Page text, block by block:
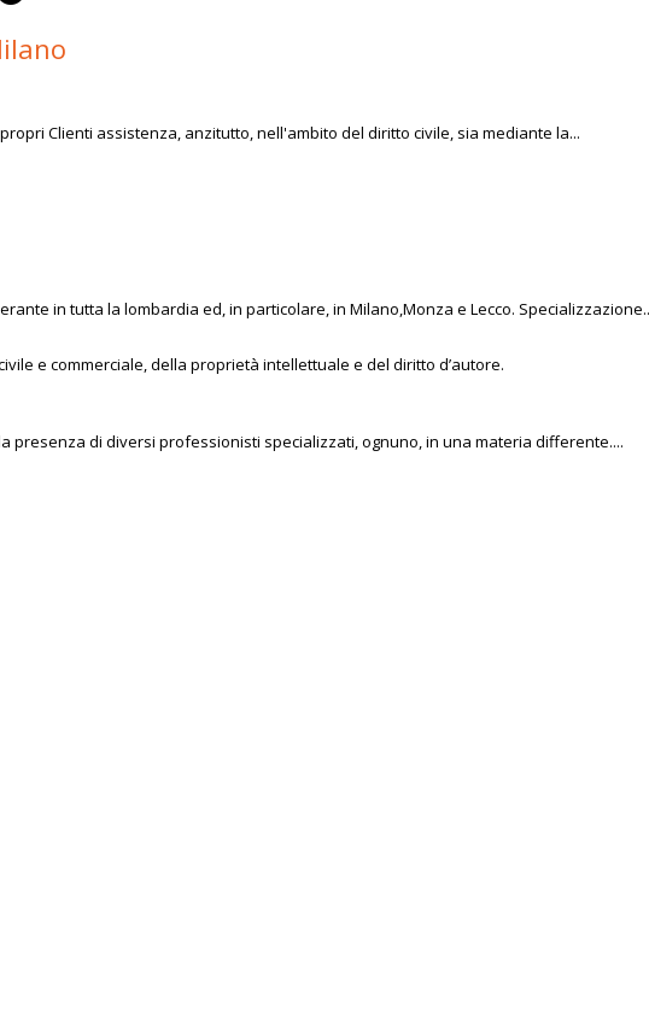
propri Clienti assistenza, anzitutto, nell'ambito del diritto civile, sia mediante la...
in tutta la lombardia ed, in particolare, in Milano,Monza e Lecco.
e commerciale, della proprietà intellettuale e del diritto d’autore.
presenza di diversi professionisti specializzati, ognuno, in una materia differente....